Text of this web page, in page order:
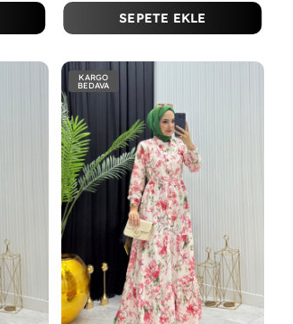
SEPETE EKLE
KARGO
BEDAVA